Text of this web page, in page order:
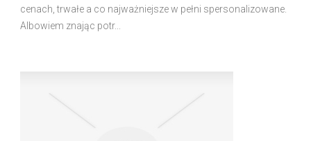
cenach, trwałe a co najważniejsze w pełni spersonalizowane.
Albowiem znając potr...